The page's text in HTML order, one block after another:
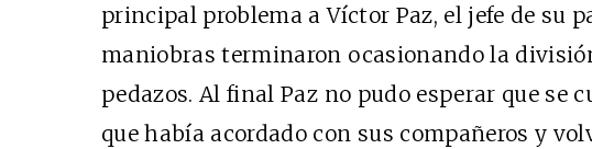
principal problema a Víctor Paz, el jefe de su
maniobras terminaron ocasionando la
pedazos. Al final Paz no pudo esperar que se
que había acordado con sus compañeros y